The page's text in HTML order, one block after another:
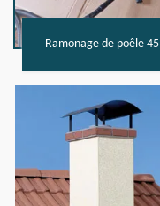
Ramonage de poêle 45